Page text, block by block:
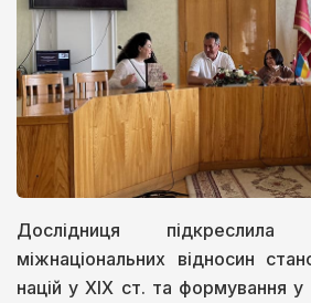
Дослідниця
міжнаціональних відносин
націй у XIX ст. та формування у